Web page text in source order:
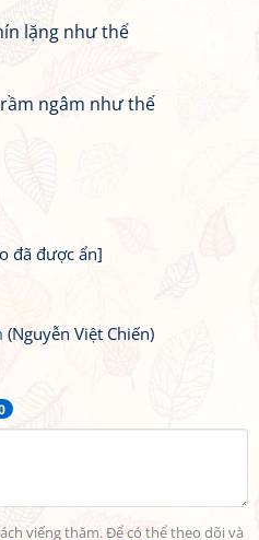
viếng thăm. Để có thể theo dõi và
lặng như thế
ngâm như thế
đã được ẩn]
(Nguyễn Việt Chiến)